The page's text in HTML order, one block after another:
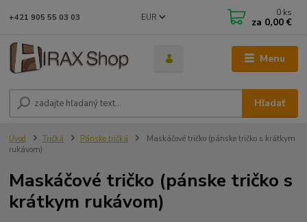
Menu
EUR
Hľadať
+421 905 55 03 03 0 ks
za 0,00 €
Úvod Tričká Pánske tričká
Maskáčové tričko (pánske tričko s krátkym
rukávom)
Maskáčové tričko (pánske tričko s
krátkym rukávom)